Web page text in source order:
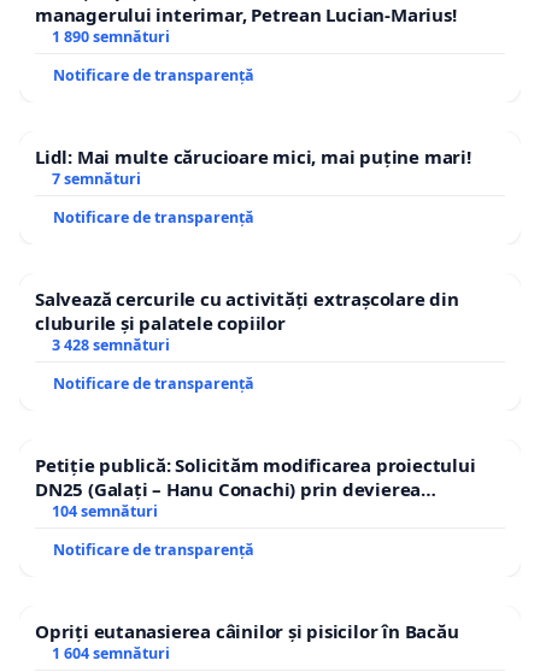
managerului interimar, Petrean Lucian-Marius!
1 890 semnături
Notificare de transparență
Lidl: Mai multe cărucioare mici, mai puține mari!
7 semnături
Notificare de transparență
Salvează cercurile cu activități extrașcolare din
cluburile și palatele copiilor
3 428 semnături
Notificare de transparență
Petiție publică: Solicităm modificarea proiectului
DN25 (Galați – Hanu Conachi) prin devierea
traseului în afara localităților!
104 semnături
Notificare de transparență
Opriți eutanasierea câinilor și pisicilor în Bacău
1 604 semnături